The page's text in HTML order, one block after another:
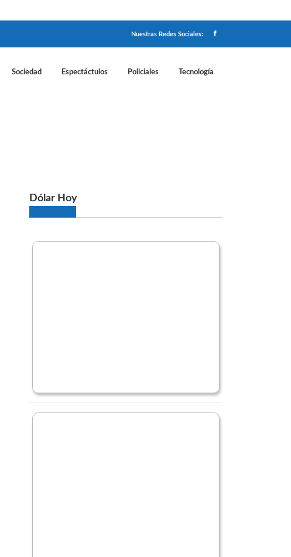
Nuestras Redes Sociales:
Sociedad Espectáctulos Policiales Tecnología
Dólar Hoy